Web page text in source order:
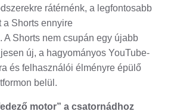
rátérnénk, a legfontosabb
a Shorts ennyire
A Shorts nem csupán egy újabb
új, a hagyományos YouTube-
és felhasználói élményre épülő
belül.
motor” a csatornádhoz